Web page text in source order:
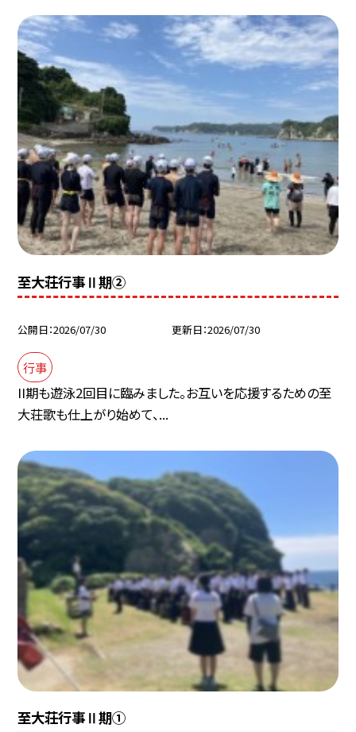
至大荘行事Ⅱ期②
公開日 2026/07/30 更新日 2026/07/30
行事
II期も遊泳2回目に臨みました。お互いを応援するための至
大荘歌も仕上がり始めて、...
至大荘行事Ⅱ期①